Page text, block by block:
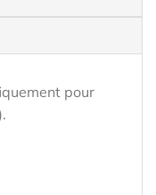
pour